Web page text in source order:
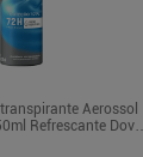
Aerossol
Refrescante Dove